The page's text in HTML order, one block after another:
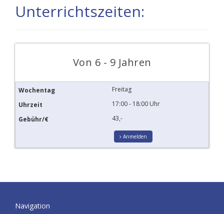
Unterrichtszeiten:
Von 6 - 9 Jahren
Freitag
17:00 - 18:00 Uhr
43,-
Anmelden
Navigation